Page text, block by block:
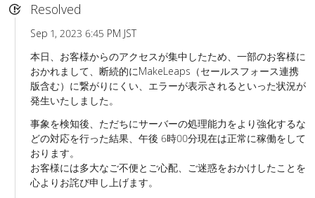
Resolved
Sep 1, 2023 6:45 PM JST
本日、お客様からのアクセスが集中したため、一部のお客様に
おかれまして、断続的にMakeLeaps（セールスフォース連携
版含む）に繋がりにくい、エラーが表示されるといった状況が
発生いたしました。
事象を検知後、ただちにサーバーの処理能力をより強化するな
どの対応を行った結果、午後 6時00分現在は正常に稼働をして
おります。
お客様には多大なご不便とご心配、ご迷惑をおかけしたことを
心よりお詫び申し上げます。